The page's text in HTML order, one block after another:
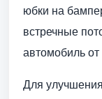
юбки на
встречные
автомобиль
Для